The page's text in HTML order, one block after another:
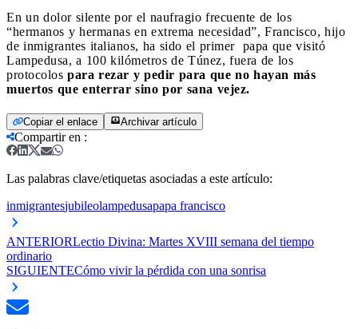
En un dolor silente por el naufragio frecuente de los
“hermanos y hermanas en extrema necesidad”, Francisco, hijo
de inmigrantes italianos, ha sido el primer papa que visitó
Lampedusa, a 100 kilómetros de Túnez, fuera de los
protocolos para rezar y pedir para que no hayan más
muertos que enterrar sino por sana vejez.
Copiar el enlace Archivar artículo
Compartir en :
Las palabras clave/etiquetas asociadas a este artículo:
inmigrantesjubileolampedusapapa francisco
ANTERIORLectio Divina: Martes XVIII semana del tiempo
ordinario
SIGUIENTECómo vivir la pérdida con una sonrisa